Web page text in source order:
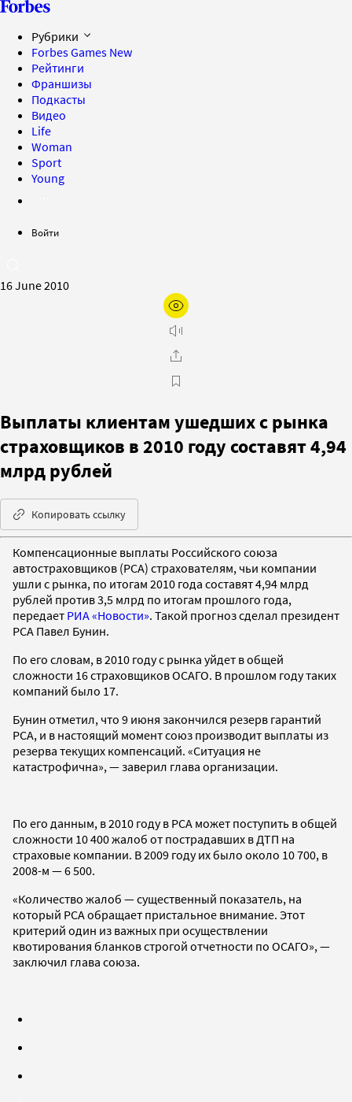
Рубрики
Forbes Games New
Рейтинги
Франшизы
Подкасты
Видео
Life
Woman
Sport
Young
Войти
16 June 2010
Выплаты клиентам ушедших с рынка
страховщиков в 2010 году составят 4,94
млрд рублей
Копировать ссылку
Компенсационные выплаты Российского союза
автостраховщиков (РСА) страхователям, чьи компании
ушли с рынка, по итогам 2010 года составят 4,94 млрд
рублей против 3,5 млрд по итогам прошлого года,
передает РИА «Новости». Такой прогноз сделал президент
РСА Павел Бунин.
По его словам, в 2010 году с рынка уйдет в общей
сложности 16 страховщиков ОСАГО. В прошлом году таких
компаний было 17.
Бунин отметил, что 9 июня закончился резерв гарантий
РСА, и в настоящий момент союз производит выплаты из
резерва текущих компенсаций. «Ситуация не
катастрофична», — заверил глава организации.
По его данным, в 2010 году в РСА может поступить в общей
сложности 10 400 жалоб от пострадавших в ДТП на
страховые компании. В 2009 году их было около 10 700, в
2008-м — 6 500.
«Количество жалоб — существенный показатель, на
который РСА обращает пристальное внимание. Этот
критерий один из важных при осуществлении
квотирования бланков строгой отчетности по ОСАГО», —
заключил глава союза.